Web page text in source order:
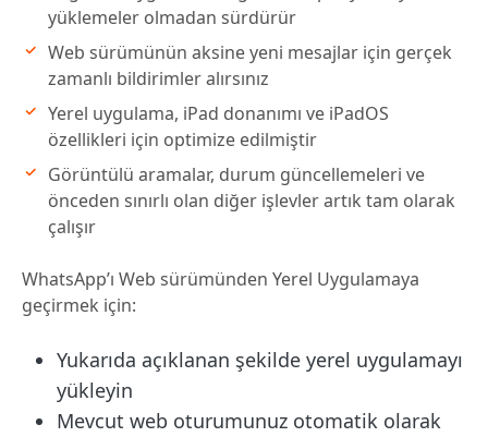
yüklemeler olmadan sürdürür
Web sürümünün aksine yeni mesajlar için gerçek
zamanlı bildirimler alırsınız
Yerel uygulama, iPad donanımı ve iPadOS
özellikleri için optimize edilmiştir
Görüntülü aramalar, durum güncellemeleri ve
önceden sınırlı olan diğer işlevler artık tam olarak
çalışır
WhatsApp’ı Web sürümünden Yerel Uygulamaya
geçirmek için:
Yukarıda açıklanan şekilde yerel uygulamayı
yükleyin
Mevcut web oturumunuz otomatik olarak